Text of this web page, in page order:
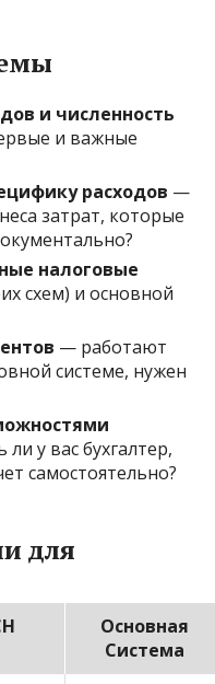
и численность
и важные
расходов —
затрат, которые
налоговые
схем) и основной
— работают
системе, нужен
ли у вас бухгалтер,
самостоятельно?
для
Основная
Система